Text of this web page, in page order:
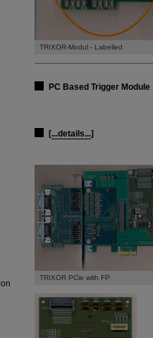
TRIXOR-Modul - Labelled
PC Based Trigger Module
[...details...]
TRIXOR PCie with FP